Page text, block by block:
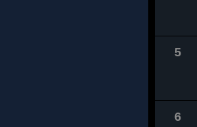
5
6